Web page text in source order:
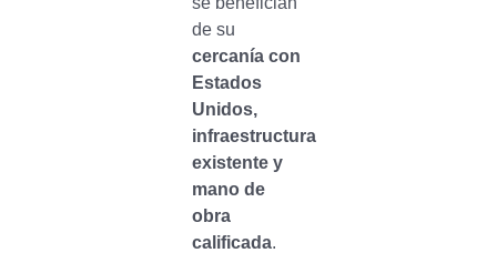
de su
cercanía con
Estados
Unidos,
infraestructura
existente y
mano de
obra
calificada.